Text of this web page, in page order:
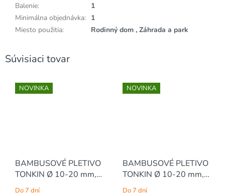
Balenie:
1
Minimálna objednávka: 1
Miesto použitia: Rodinný dom , Záhrada a park
Súvisiaci tovar
NOVINKA
BAMBUSOVÉ PLETIVO
TONKIN Ø 10-20 mm,
š.180 x v.100 cm
Do 7 dní
NOVINKA
BAMBUSOVÉ PLETIVO
TONKIN Ø 10-20 mm,
180 x 120 cm
Do 7 dní